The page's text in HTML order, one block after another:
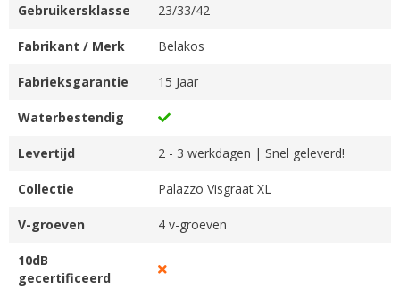
Gebruikersklasse 23/33/42
Fabrikant / Merk Belakos
Fabrieksgarantie 15 Jaar
Waterbestendig
Levertijd 2 - 3 werkdagen | Snel geleverd!
Collectie Palazzo Visgraat XL
V-groeven 4 v-groeven
10dB
gecertificeerd